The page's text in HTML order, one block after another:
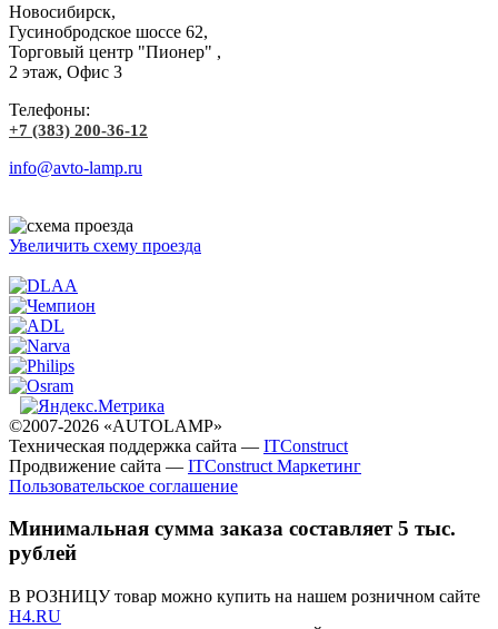
Новосибирск,
Гусинобродское шоссе 62,
Торговый центр "Пионер" ,
2 этаж, Офис 3
Телефоны:
+7 (383) 200-36-12
info@avto-lamp.ru
Увеличить схему проезда
©2007-2026 «AUTOLAMP»
Техническая поддержка сайта — ITConstruct
Продвижение сайта — ITConstruct Маркетинг
Пользовательское соглашение
Минимальная сумма заказа составляет 5 тыс.
рублей
В РОЗНИЦУ товар можно купить на нашем розничном сайте
H4.RU